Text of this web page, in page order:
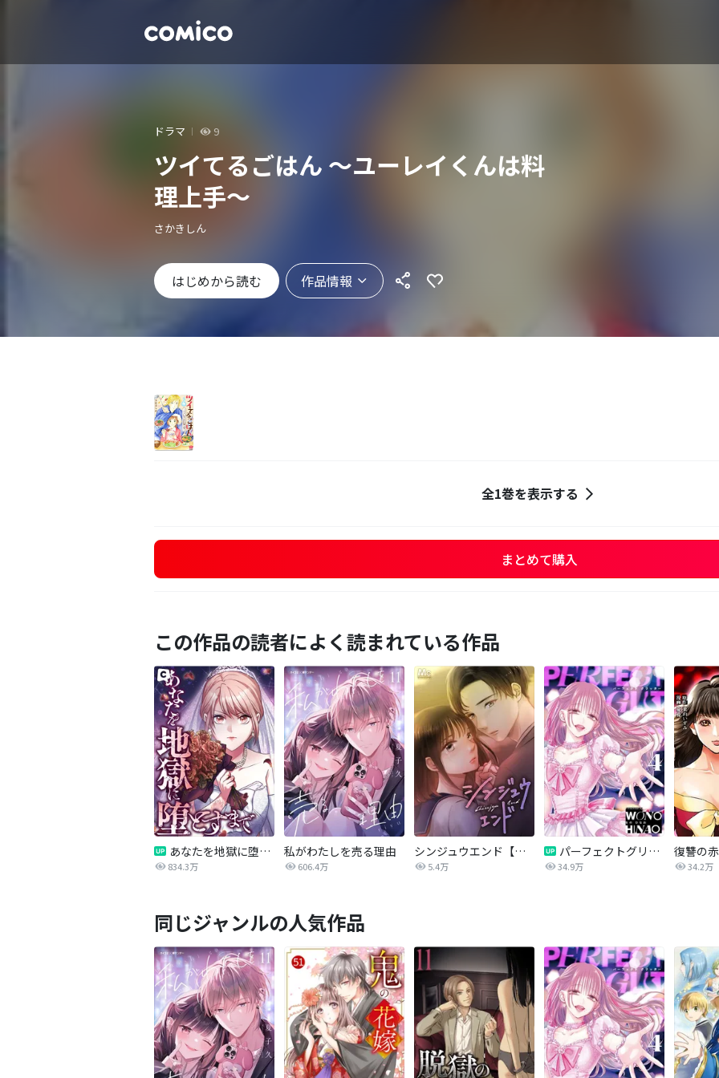
ドラマ 9
ツイてるごはん ～ユーレイくんは料
理上手～
さかきしん
はじめから読む 作品情報
全1巻を表示する
まとめて購入
この作品の読者によく読まれている作品
あなたを地獄に堕とすまで
834.3万
私がわたしを売る理由
606.4万
シンジュウエンド【タテヨミ】
5.4万
パーフェクトグリッター
34.9万 34.2万
同じジャンルの人気作品